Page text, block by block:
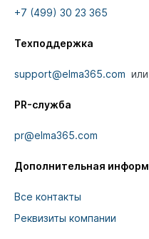
+7 (499) 30 23 365
Техподдержка
support@elma365.com или
PR-служба
pr@elma365.com
Дополнительная
Все контакты
Реквизиты компании